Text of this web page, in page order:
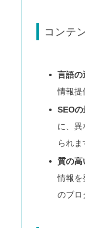
コンテ
言語の
情報提
SEO
に、異
られま
質の高
情報を
のブロ